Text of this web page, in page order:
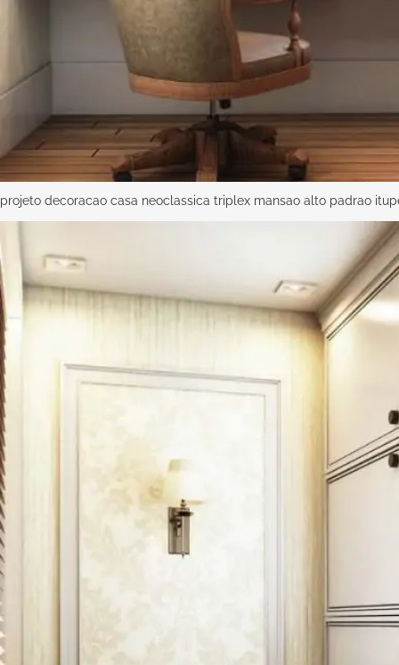
projeto decoracao casa neoclassica triplex mansao alto padrao